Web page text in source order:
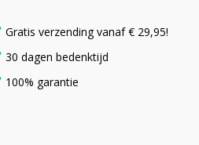
Gratis verzending vanaf € 29,95!
30 dagen bedenktijd
100% garantie